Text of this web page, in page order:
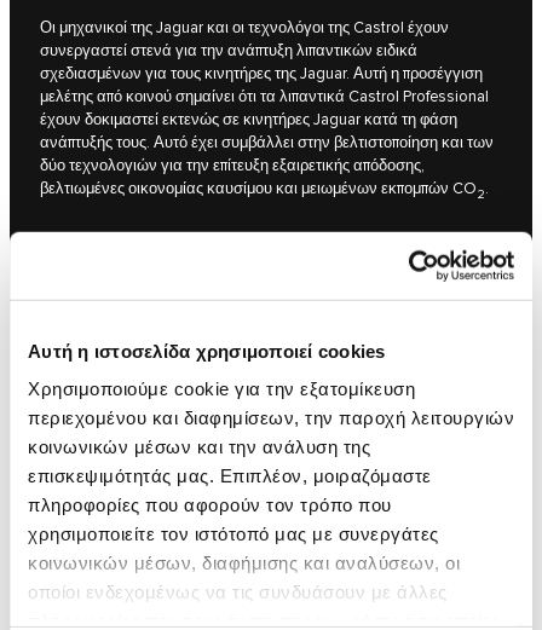
Αυτή η ιστοσελίδα χρησιμοποιεί cookies
Χρησιμοποιούμε cookie για την εξατομίκευση
περιεχομένου και διαφημίσεων, την παροχή λειτουργιών
κοινωνικών μέσων και την ανάλυση της
επισκεψιμότητάς μας. Επιπλέον, μοιραζόμαστε
πληροφορίες που αφορούν τον τρόπο που
χρησιμοποιείτε τον ιστότοπό μας με συνεργάτες
κοινωνικών μέσων, διαφήμισης και αναλύσεων, οι
οποίοι ενδεχομένως να τις συνδυάσουν με άλλες
Οι μηχανικοί της Jaguar και οι τεχνολόγοι της Castrol έχουν
συνεργαστεί στενά για την ανάπτυξη λιπαντικών ειδικά
σχεδιασμένων για τους κινητήρες της Jaguar. Αυτή η προσέγγιση
μελέτης από κοινού σημαίνει ότι τα λιπαντικά Castrol Professional
έχουν δοκιμαστεί εκτενώς σε κινητήρες Jaguar κατά τη φάση
ανάπτυξής τους. Αυτό έχει συμβάλλει στην βελτιστοποίηση και των
δύο τεχνολογιών για την επίτευξη εξαιρετικής απόδοσης,
βελτιωμένες οικονομίας καυσίμου και μειωμένων εκπομπών CO2.
ΤΟ ΙΣΧΥΡΟΤΕΡΟ ΛΙΠΑΝΤΙΚΟ ΜΑΣ ΕΧΕΙ ΤΗ
ΔΥΝΑΜΗ ΤΟΥ ΤΙΤΑΝΙΟΥ